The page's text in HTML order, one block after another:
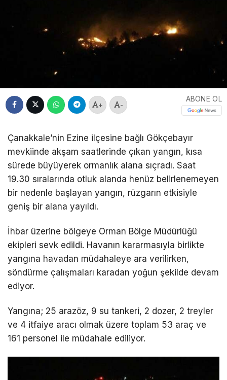
+ -
ABONE OL
Çanakkale’nin Ezine ilçesine bağlı Gökçebayır
mevkiinde akşam saatlerinde çıkan yangın, kısa
sürede büyüyerek ormanlık alana sıçradı. Saat
19.30 sıralarında otluk alanda henüz belirlenemeyen
bir nedenle başlayan yangın, rüzgarın etkisiyle
geniş bir alana yayıldı.
İhbar üzerine bölgeye Orman Bölge Müdürlüğü
ekipleri sevk edildi. Havanın kararmasıyla birlikte
yangına havadan müdahaleye ara verilirken,
söndürme çalışmaları karadan yoğun şekilde devam
ediyor.
Yangına; 25 arazöz, 9 su tankeri, 2 dozer, 2 treyler
ve 4 itfaiye aracı olmak üzere toplam 53 araç ve
161 personel ile müdahale ediliyor.